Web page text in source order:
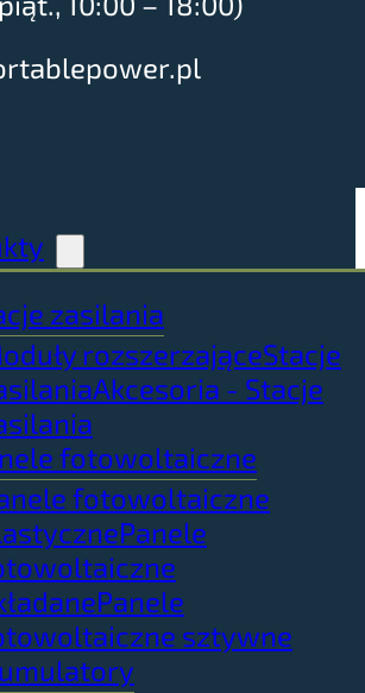
zasilania
rozszerzająceStacje
Akcesoria - Stacje
fotowoltaiczne
fotowoltaiczne
Panele
Panele
sztywne